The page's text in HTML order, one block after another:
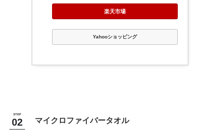
楽天市場
Yahooショッピング
マイクロファイバータオル